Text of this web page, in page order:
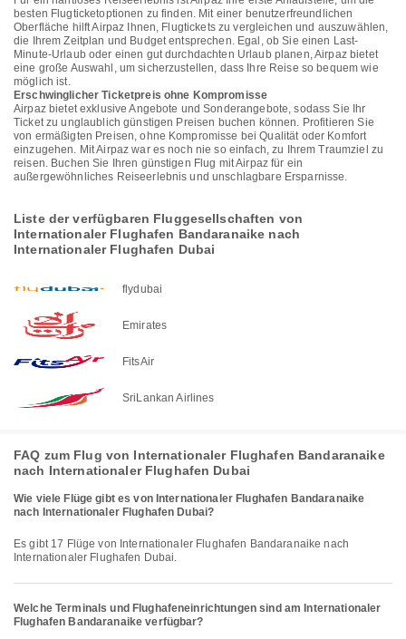
besten Flugticketoptionen zu finden. Mit einer benutzerfreundlichen
Oberfläche hilft Airpaz Ihnen, Flugtickets zu vergleichen und auszuwählen,
die Ihrem Zeitplan und Budget entsprechen. Egal, ob Sie einen Last-
Minute-Urlaub oder einen gut durchdachten Urlaub planen, Airpaz bietet
eine große Auswahl, um sicherzustellen, dass Ihre Reise so bequem wie
möglich ist.
Erschwinglicher Ticketpreis ohne Kompromisse
Airpaz bietet exklusive Angebote und Sonderangebote, sodass Sie Ihr
Ticket zu unglaublich günstigen Preisen buchen können. Profitieren Sie
von ermäßigten Preisen, ohne Kompromisse bei Qualität oder Komfort
einzugehen. Mit Airpaz war es noch nie so einfach, zu Ihrem Traumziel zu
reisen. Buchen Sie Ihren günstigen Flug mit Airpaz für ein
außergewöhnliches Reiseerlebnis und unschlagbare Ersparnisse.
Liste der verfügbaren Fluggesellschaften von
Internationaler Flughafen Bandaranaike nach
Internationaler Flughafen Dubai
flydubai
Emirates
FitsAir
SriLankan Airlines
FAQ zum Flug von Internationaler Flughafen Bandaranaike
nach Internationaler Flughafen Dubai
Wie viele Flüge gibt es von Internationaler Flughafen Bandaranaike
nach Internationaler Flughafen Dubai?
Es gibt 17 Flüge von Internationaler Flughafen Bandaranaike nach
Internationaler Flughafen Dubai.
Welche Terminals und Flughafeneinrichtungen sind am Internationaler
Flughafen Bandaranaike verfügbar?